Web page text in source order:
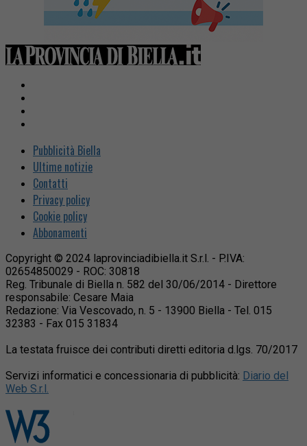
Pubblicità Biella
Ultime notizie
Contatti
Privacy policy
Cookie policy
Abbonamenti
Copyright © 2024 laprovinciadibiella.it S.r.l. - P.IVA:
02654850029 - ROC: 30818
Reg. Tribunale di Biella n. 582 del 30/06/2014 - Direttore
responsabile: Cesare Maia
Redazione: Via Vescovado, n. 5 - 13900 Biella - Tel. 015
32383 - Fax 015 31834
La testata fruisce dei contributi diretti editoria d.lgs. 70/2017
Servizi informatici e concessionaria di pubblicità: Diario del
Web S.r.l.